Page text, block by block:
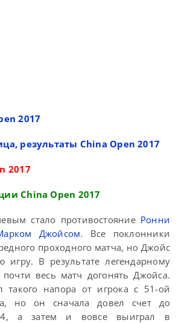
2017
результаты China Open 2017
2017
China Open 2017
стало противостояние Ронни
Джойсом. Все поклонники
проходного матча, но Джойс
игру. В результате легендарному
весь матч догонять Джойса.
такого напора от игрока с 51-ой
но он сначала довел счет до
а затем и вовсе выиграл в